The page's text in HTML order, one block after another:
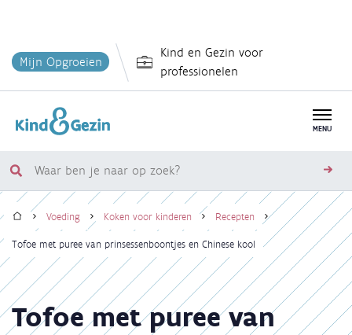
en
inhoud
Mijn Opgroeien
Kind en Gezin voor
professionelen
MENU
Waar
ben
je
op
zoek?
Kruimelpad
HomeVoeding Koken voor kinderen Recepten
Tofoe met puree van prinsessenboontjes en Chinese kool
Tofoe met puree van